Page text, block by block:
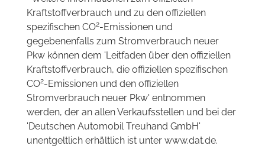
Kraftstoffverbrauch und zu den offiziellen
spezifischen CO2-Emissionen und
gegebenenfalls zum Stromverbrauch neuer
Pkw können dem 'Leitfaden über den offiziellen
Kraftstoffverbrauch, die offiziellen spezifischen
CO2-Emissionen und den offiziellen
Stromverbrauch neuer Pkw' entnommen
werden, der an allen Verkaufsstellen und bei der
'Deutschen Automobil Treuhand GmbH'
unentgeltlich erhältlich ist unter www.dat.de.